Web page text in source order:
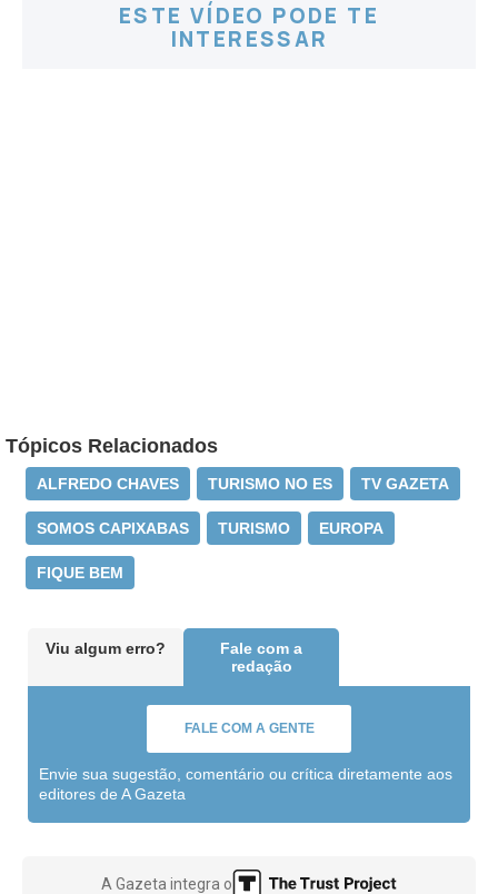
ESTE VÍDEO PODE TE
INTERESSAR
Tópicos Relacionados
ALFREDO CHAVES TURISMO NO ES TV GAZETA
SOMOS CAPIXABAS TURISMO EUROPA
FIQUE BEM
Viu algum erro?
Fale com a
redação
FALE COM A GENTE
Envie sua sugestão, comentário ou crítica diretamente aos
editores de A Gazeta
A Gazeta integra o